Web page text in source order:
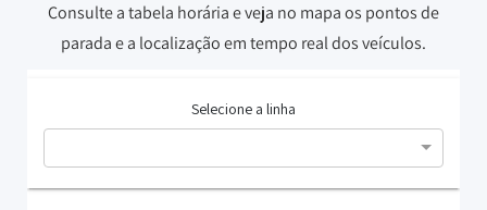
Consulte a tabela horária e veja no mapa os pontos de
parada e a localização em tempo real dos veículos.